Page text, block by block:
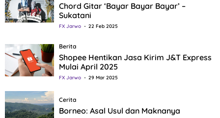
Chord Gitar ‘Bayar Bayar Bayar’ –
Sukatani
FX Jarwo 22 Feb 2025
Berita
Shopee Hentikan Jasa Kirim J&T Express
Mulai April 2025
FX Jarwo 29 Mar 2025
Cerita
Borneo: Asal Usul dan Maknanya